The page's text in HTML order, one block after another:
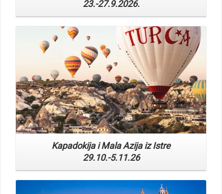
Read More
Kapadokija i Mala Azija iz Istre
29.10.-5.11.26
Read More